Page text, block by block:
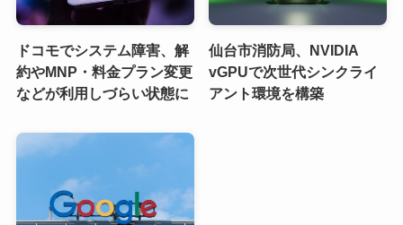
ドコモでシステム障害、解
約やMNP・料金プラン変更
などが利用しづらい状態に
仙台市消防局、NVIDIA
vGPUで次世代シンクライ
アント環境を構築